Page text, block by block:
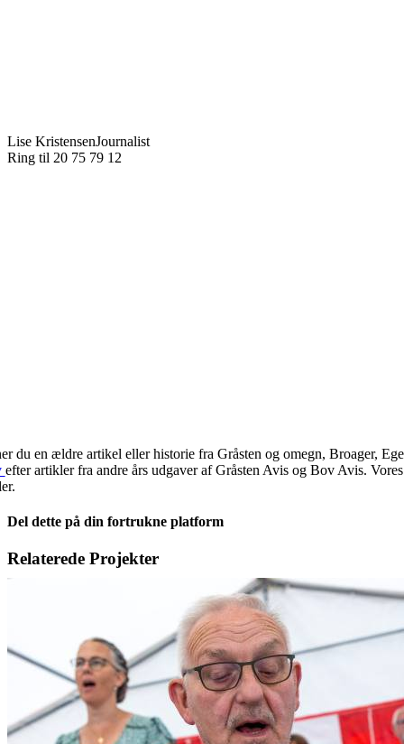
Lise KristensenJournalist
Ring til 20 75 79 12
du en ældre artikel eller historie fra Gråsten og omegn, Broager,
efter artikler fra andre års udgaver af Gråsten Avis og Bov Avis.
Del dette på din fortrukne platform
Facebook
X
LinkedIn
E-
Relaterede Projekter